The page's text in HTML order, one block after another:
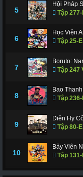
5
Hội Pháp
Tập
6
Học Viện
Tập 25-
7
Boruto:
Tập 247
8
Bao
Tập
9
Diên Hy
Tập 80-
10
Bảy Viên
Tập